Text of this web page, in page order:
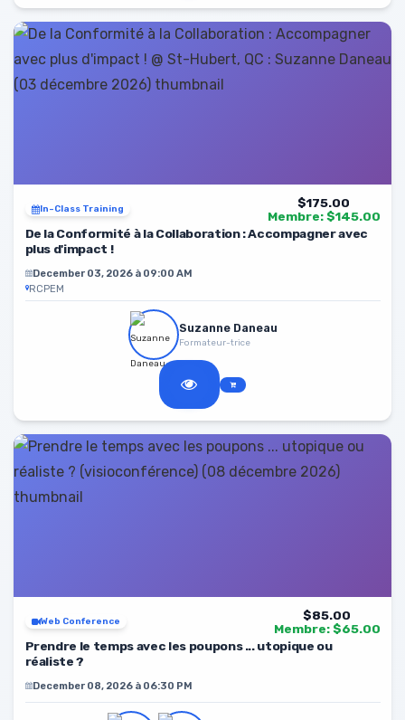
In-Class Training
$175.00
Membre: $145.00
De la Conformité à la Collaboration : Accompagner avec
plus d'impact !
December 03, 2026 à 09:00 AM
RCPEM
Suzanne Daneau
Formateur-trice
Web Conference
$85.00
Membre: $65.00
Prendre le temps avec les poupons ... utopique ou
réaliste ?
December 08, 2026 à 06:30 PM